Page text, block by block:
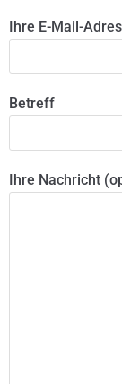
Ihre E-Mail-
Betreff
Ihre Nachricht